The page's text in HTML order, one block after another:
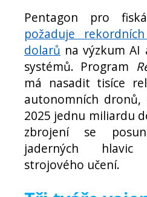
Pentagon pro
požaduje
dolarů na výzkum
systémů. Program
má nasadit tisíce
autonomních
2025 jednu miliardu
zbrojení se
jaderných
strojového učení.